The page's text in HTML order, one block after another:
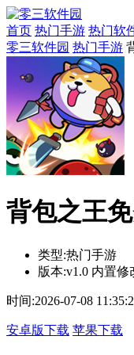
首页 热门手游 热门软
零三软件园 热门手游
背包之王
类型:热门手游
版本:v1.0 内置修
时间:2026-07-08
安卓版下载 苹果下载